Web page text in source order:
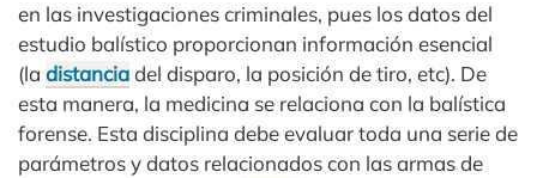
en las investigaciones criminales, pues los datos del
estudio balístico proporcionan información esencial
(la distanciadel disparo, la posición de tiro, etc). De
esta manera, la medicina se relaciona con la balística
forense. Esta disciplina debe evaluar toda una serie de
parámetros y datos relacionados con las armas de